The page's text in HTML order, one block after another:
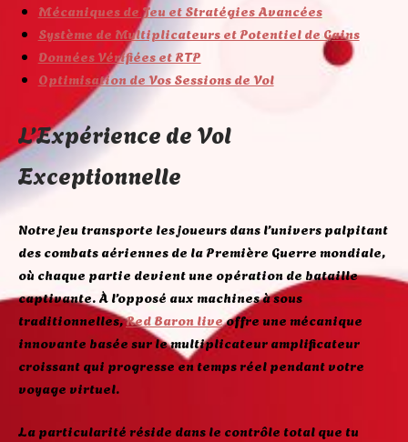
Mécaniques de Jeu et Stratégies Avancées
Système de Multiplicateurs et Potentiel de Gains
Données Vérifiées et RTP
Optimisation de Vos Sessions de Vol
L’Expérience de Vol
Exceptionnelle
Notre jeu transporte les joueurs dans l’univers palpitant
des combats aériennes de la Première Guerre mondiale,
où chaque partie devient une opération de bataille
captivante. À l’opposé aux machines à sous
traditionnelles,Red Baron liveoffre une mécanique
innovante basée sur le multiplicateur amplificateur
croissant qui progresse en temps réel pendant votre
voyage virtuel.
La particularité réside dans le contrôle total que tu